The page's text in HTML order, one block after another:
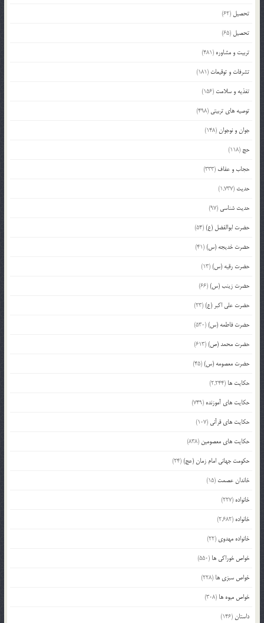
تحصیل (62)
تحصیل (65)
تربیت و مشاوره (481)
تشرفات و توقیعات (181)
تغذیه و سلامت (156)
توصیه های تربیتی (498)
جوان و نوجوان(148)
حج (118)
حجاب و عفاف (333)
حدیث (1,737)
حدیث شناسی (97)
حضرت ابوالفضل (ع)(54)
حضرت خدیجه (س)(41)
حضرت رقیه (س)(13)
حضرت زینب (س)(66)
حضرت علی اکبر (ع)(23)
حضرت فاطمه (س)(530)
حضرت محمد (ص)(613)
حضرت معصومه (س)(45)
حکایت ها (2,244)
حکایت های آموزنده (749)
حکایت های قرآنی (107)
حکایت های معصومین (838)
حکومت جهانی امام زمان (عج)(24)
خاندان عصمت (15)
خانواده (227)
خانواده (2,682)
خانواده مهدوی (22)
خواص خوراکی ها (550)
خواص سبزی ها (228)
خواص میوه ها (308)
داستان(146)